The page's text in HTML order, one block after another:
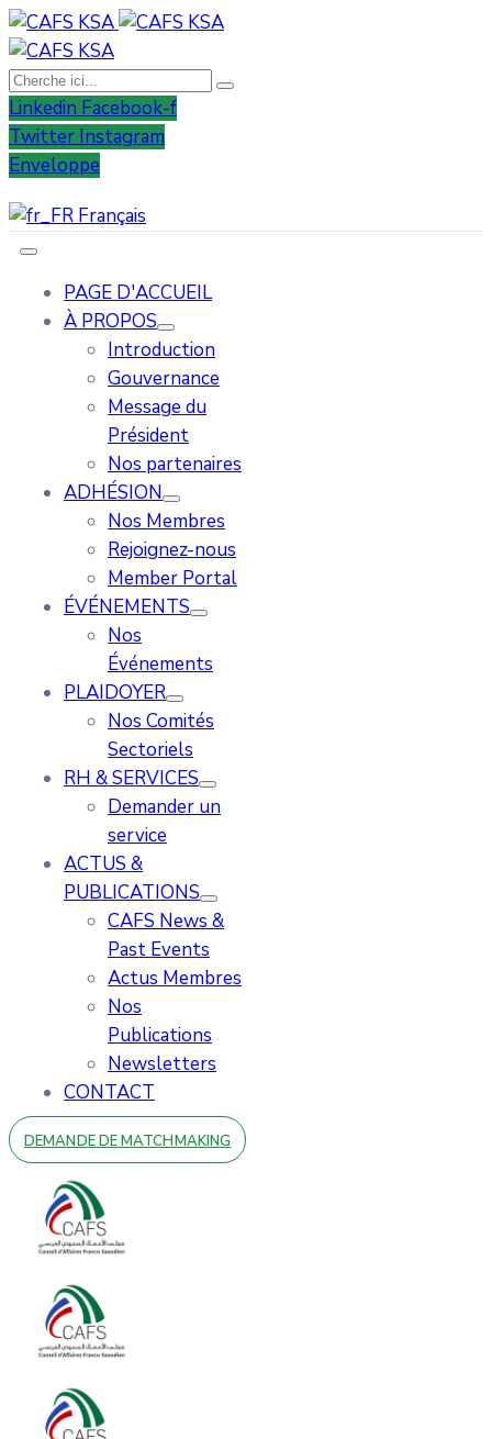
Linkedin Facebook-f
Twitter Instagram
Enveloppe
Français
PAGE D'ACCUEIL
À PROPOS
Introduction
Gouvernance
Message du
Président
Nos partenaires
ADHÉSION
Nos Membres
Rejoignez-nous
Member Portal
ÉVÉNEMENTS
Nos
Événements
PLAIDOYER
Nos Comités
Sectoriels
RH & SERVICES
Demander un
service
ACTUS &
PUBLICATIONS
CAFS News &
Past Events
Actus Membres
Nos
Publications
Newsletters
CONTACT
DEMANDE DE MATCHMAKING